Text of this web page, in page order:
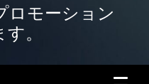
ロモーション
。